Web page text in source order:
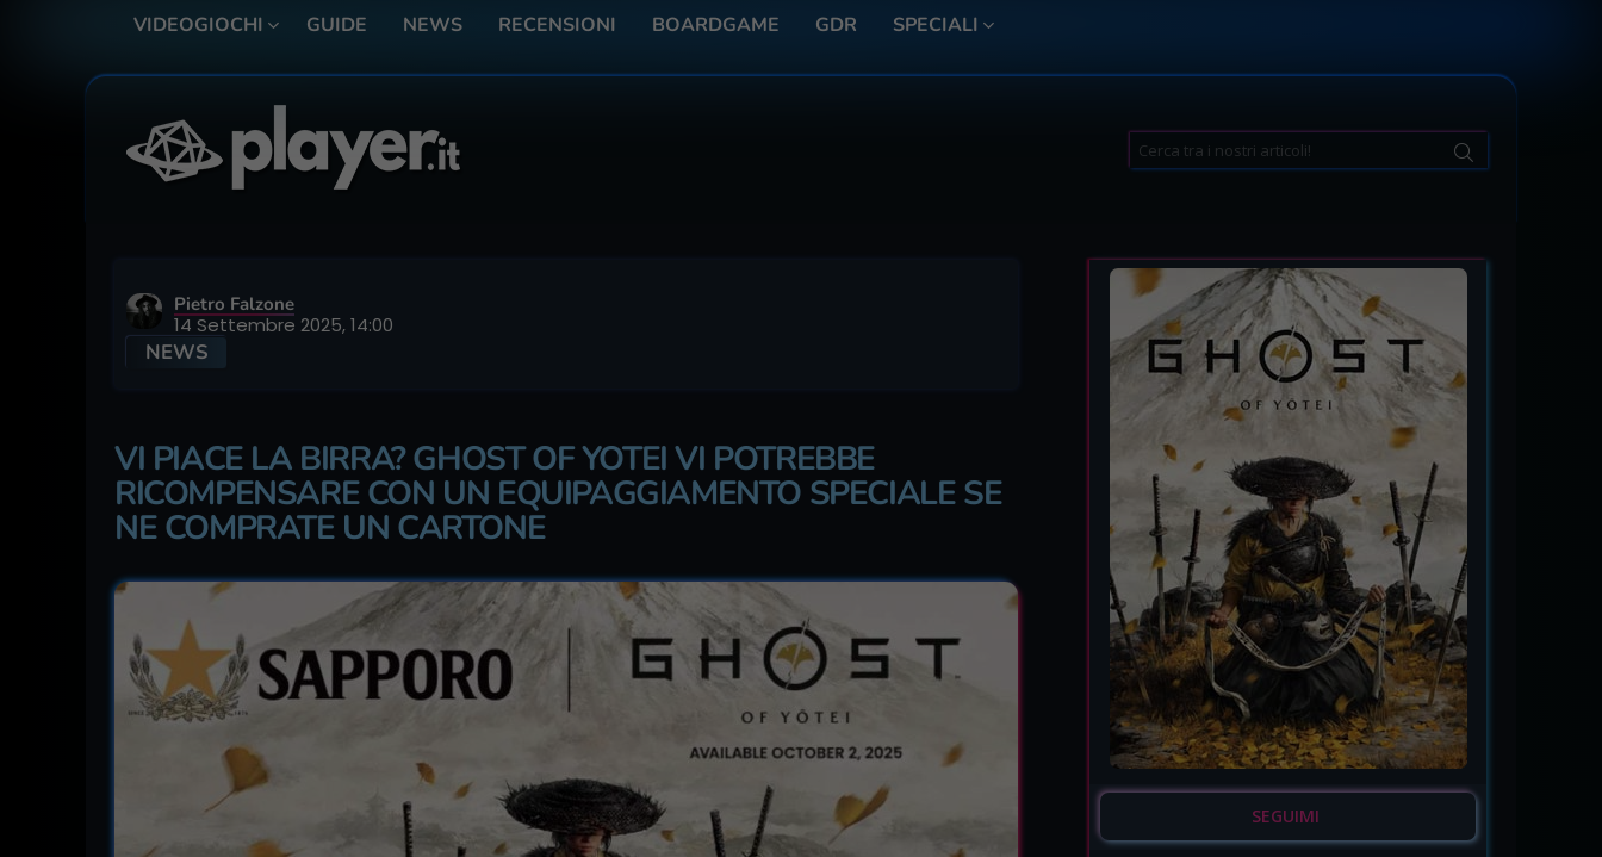
VIDEOGIOCHI GUIDE NEWS RECENSIONI BOARDGAME GDR SPECIALI
Search
for:
Pietro Falzone
14 Settembre 2025, 14:00
NEWS
VI PIACE LA BIRRA? GHOST OF YOTEI VI POTREBBE
RICOMPENSARE CON UN EQUIPAGGIAMENTO SPECIALE SE
NE COMPRATE UN CARTONE
SEGUIMI